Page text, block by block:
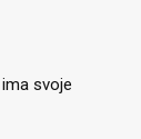
svoje